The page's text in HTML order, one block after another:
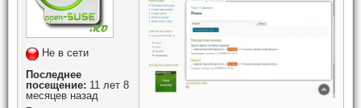
Не в сети
Последнее
посещение: 11 лет 8
месяцев назад